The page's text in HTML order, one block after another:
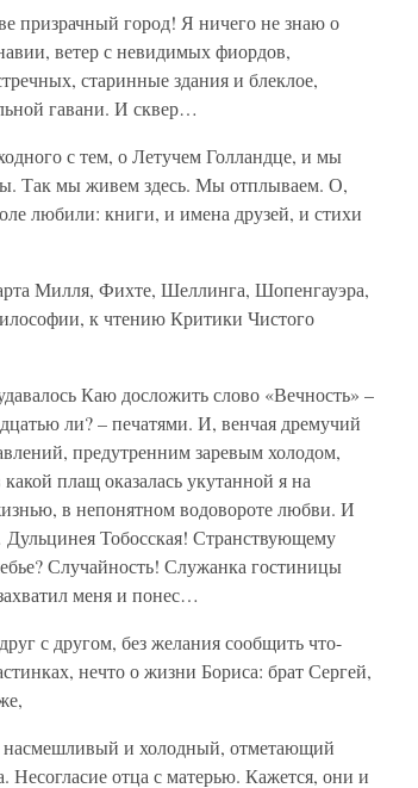
призрачный город! Я ничего не знаю о
ветер с невидимых фиордов,
старинные здания и блеклое,
гавани. И сквер…
с тем, о Летучем Голландце, и мы
Так мы живем здесь. Мы отплываем. О,
любили: книги, и имена друзей, и стихи
Милля, Фихте, Шеллинга, Шопенгауэра,
к чтению Критики Чистого
Каю досложить слово «Вечность» –
ли? – печатями. И, венчая дремучий
предутренним заревым холодом,
плащ оказалась укутанной я на
в непонятном водовороте любви. И
Тобосская! Странствующему
Случайность! Служанка гостиницы
меня и понес…
с другом, без желания сообщить что-
нечто о жизни Бориса: брат Сергей,
и холодный, отметающий
Несогласие отца с матерью. Кажется, они и